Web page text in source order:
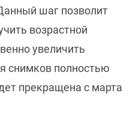
шаг позволит
возрастной
увеличить
снимков полностью
прекращена с марта